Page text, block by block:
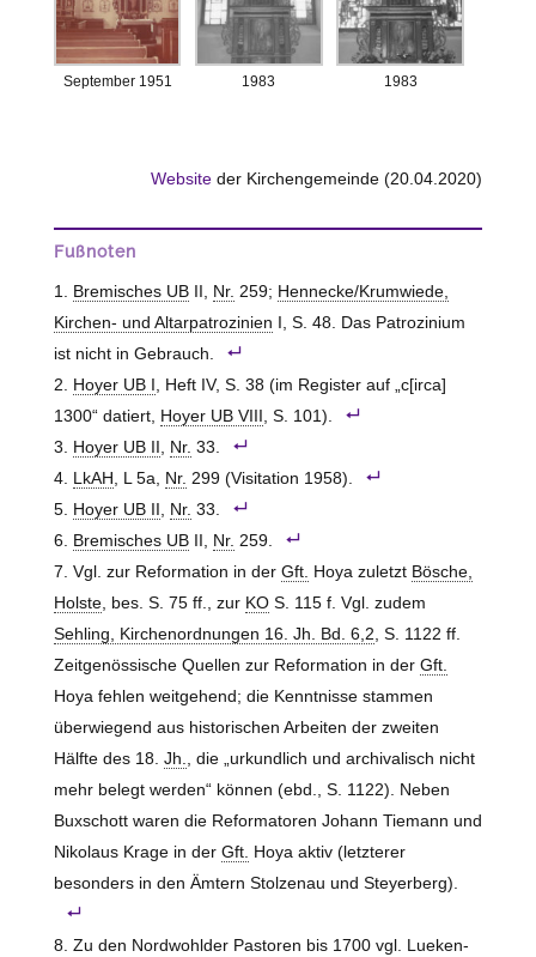
September 1951 1983 1983
Website der Kirchengemeinde (20.04.2020)
Fußnoten
Bremisches UBII, Nr. 259; Hennecke/Krumwiede,
Kirchen- und Altarpatrozinien I, S. 48. Das Patrozinium
ist nicht in Gebrauch.
Hoyer UB I
, Heft IV, S. 38 (im Register auf „c[irca]
1300“ datiert,
Hoyer UB VIII
, S. 101).
Hoyer UB II
Nr. 33.
LkAH
, L 5a, Nr. 299 (Visitation 1958).
Hoyer UB II
Nr. 33.
Bremisches UBII, Nr. 259.
Vgl. zur Reformation in der Gft. Hoya zuletzt Bösche,
Holste, bes. S. 75 ff., zur KOS. 115 f. Vgl. zudem
Sehling, Kirchenordnungen 16. Jh. Bd. 6,2 , S. 1122 ff.
Zeitgenössische Quellen zur Reformation in der Gft.
Hoya fehlen weitgehend; die Kenntnisse stammen
überwiegend aus historischen Arbeiten der zweiten
Hälfte des 18. Jh.
, die „urkundlich und archivalisch nicht
mehr belegt werden“ können (ebd., S. 1122). Neben
Buxschott waren die Reformatoren Johann Tiemann und
Nikolaus Krage in der Gft.
Hoya aktiv (letzterer
besonders in den Ämtern Stolzenau und Steyerberg).
Zu den Nordwohlder Pastoren bis 1700 vgl. Lueken-